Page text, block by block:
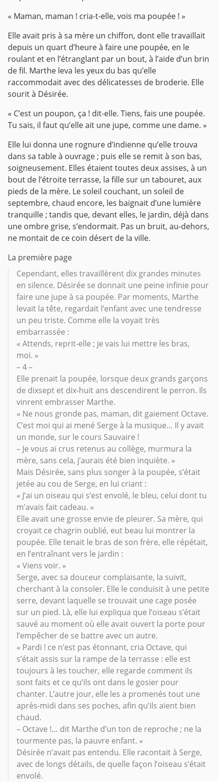
« Maman, maman ! cria-t-elle, vois ma poupée ! »
Elle avait pris à sa mère un chiffon, dont elle travaillait
depuis un quart d’heure à faire une poupée, en le
roulant et en l’étranglant par un bout, à l’aide d’un brin
de fil. Marthe leva les yeux du bas qu’elle
raccommodait avec des délicatesses de broderie. Elle
sourit à Désirée.
« C’est un poupon, ça ! dit-elle. Tiens, fais une poupée.
Tu sais, il faut qu’elle ait une jupe, comme une dame. »
Elle lui donna une rognure d’indienne qu’elle trouva
dans sa table à ouvrage ; puis elle se remit à son bas,
soigneusement. Elles étaient toutes deux assises, à un
bout de l’étroite terrasse, la fille sur un tabouret, aux
pieds de la mère. Le soleil couchant, un soleil de
septembre, chaud encore, les baignait d’une lumière
tranquille ; tandis que, devant elles, le jardin, déjà dans
une ombre grise, s’endormait. Pas un bruit, au-dehors,
ne montait de ce coin désert de la ville.
La première page
Cependant, elles travaillèrent dix grandes minutes
en silence. Désirée se donnait une peine infinie pour
faire une jupe à sa poupée. Par moments, Marthe
levait la tête, regardait l’enfant avec une tendresse
un peu triste. Comme elle la voyait très
embarrassée :
« Attends, reprit-elle ; je vais lui mettre les bras,
moi. »
– 4 –
Elle prenait la poupée, lorsque deux grands garçons
de dixsept et dix-huit ans descendirent le perron. Ils
vinrent embrasser Marthe.
« Ne nous gronde pas, maman, dit gaiement Octave.
C’est moi qui ai mené Serge à la musique… Il y avait
un monde, sur le cours Sauvaire !
– Je vous ai crus retenus au collège, murmura la
mère, sans cela, j’aurais été bien inquiète. »
Mais Désirée, sans plus songer à la poupée, s’était
jetée au cou de Serge, en lui criant :
« J’ai un oiseau qui s’est envolé, le bleu, celui dont tu
m’avais fait cadeau. »
Elle avait une grosse envie de pleurer. Sa mère, qui
croyait ce chagrin oublié, eut beau lui montrer la
poupée. Elle tenait le bras de son frère, elle répétait,
en l’entraînant vers le jardin :
« Viens voir. »
Serge, avec sa douceur complaisante, la suivit,
cherchant à la consoler. Elle le conduisit à une petite
serre, devant laquelle se trouvait une cage posée
sur un pied. Là, elle lui expliqua que l’oiseau s’était
sauvé au moment où elle avait ouvert la porte pour
l’empêcher de se battre avec un autre.
« Pardi ! ce n’est pas étonnant, cria Octave, qui
s’était assis sur la rampe de la terrasse : elle est
toujours à les toucher, elle regarde comment ils
sont faits et ce qu’ils ont dans le gosier pour
chanter. L’autre jour, elle les a promenés tout une
après-midi dans ses poches, afin qu’ils aient bien
chaud.
– Octave !… dit Marthe d’un ton de reproche ; ne la
tourmente pas, la pauvre enfant. »
Désirée n’avait pas entendu. Elle racontait à Serge,
avec de longs détails, de quelle façon l’oiseau s’était
envolé.